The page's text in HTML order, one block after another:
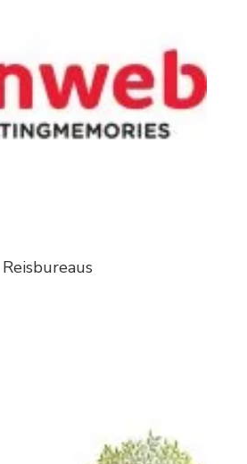
Reisbureaus